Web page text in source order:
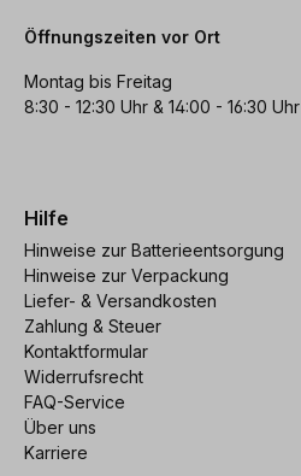
Öffnungszeiten vor Ort
Montag bis Freitag
8:30 - 12:30 Uhr & 14:00 - 16:30 Uhr
Hilfe
Hinweise zur Batterieentsorgung
Hinweise zur Verpackung
Liefer- & Versandkosten
Zahlung & Steuer
Kontaktformular
Widerrufsrecht
FAQ-Service
Über uns
Karriere